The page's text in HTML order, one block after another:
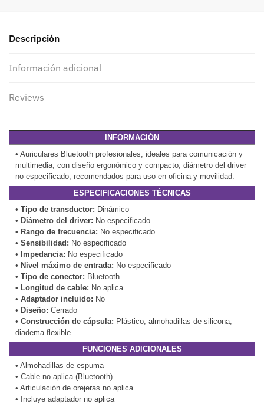
Descripción
Información adicional
Reviews
INFORMACIÓN
• Auriculares Bluetooth profesionales, ideales para comunicación y
multimedia, con diseño ergonómico y compacto, diámetro del driver
no especificado, recomendados para uso en oficina y movilidad.
ESPECIFICACIONES TÉCNICAS
• Tipo de transductor: Dinámico
• Diámetro del driver: No especificado
• Rango de frecuencia: No especificado
• Sensibilidad: No especificado
•
Impedancia: No especificado
• Nivel máximo de entrada: No especificado
• Tipo de conector: Bluetooth
• Longitud de cable: No aplica
• Adaptador incluido: No
• Diseño: Cerrado
• Construcción de cápsula: Plástico, almohadillas de silicona,
diadema flexible
FUNCIONES ADICIONALES
• Almohadillas de espuma
• Cable no aplica (Bluetooth)
• Articulación de orejeras no aplica
• Incluye adaptador no aplica